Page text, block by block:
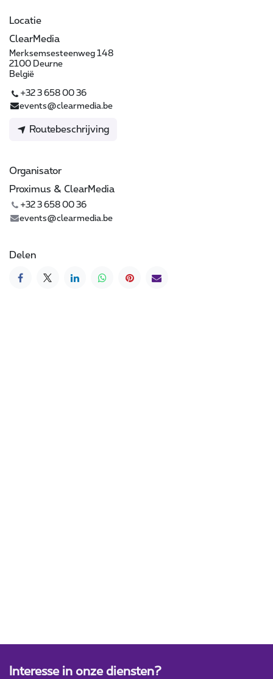
Locatie
ClearMedia
Merksemsesteenweg 148
2100 Deurne
België
+32 3 658 00 36
events@clearmedia.be
Routebeschrijving
Organisator
Proximus & ClearMedia
+32 3 658 00 36
events@clearmedia.be
Delen
Interesse in onze diensten?